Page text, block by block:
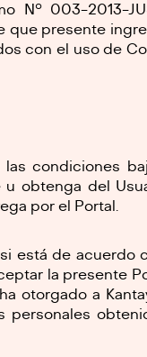
N° 003-2013-
que presente
con el uso de
las condiciones
obtenga del
por el Portal.
está de acuerdo
la presente
otorgado a
personales